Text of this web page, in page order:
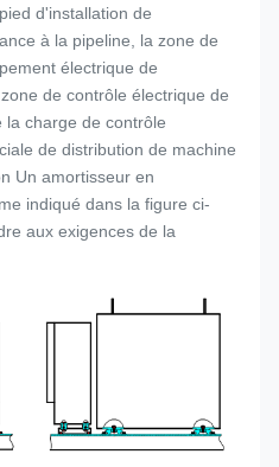
d'installation de
à la pipeline, la zone de
électrique de
de contrôle électrique de
la charge de contrôle
de distribution de machine
Un amortisseur en
indiqué dans la figure ci-
aux exigences de la